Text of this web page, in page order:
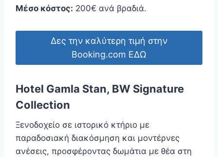
Μέσο κόστος: 200€ ανά βραδιά.
Δες την καλύτερη τιμή στην
Booking.com ΕΔΩ
Hotel Gamla Stan, BW Signature
Collection
Ξενοδοχείο σε ιστορικό κτήριο με
παραδοσιακή διακόσμηση και μοντέρνες
ανέσεις, προσφέροντας δωμάτια με θέα στη